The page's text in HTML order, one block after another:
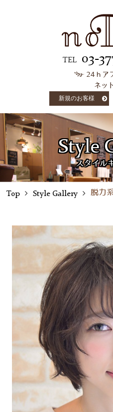
TEL 03-
24ｈア
ネッ
新規のお客様
salon info
concept
customer voice
column
recruit
Style
スタイル
Top Style Gallery 脱力